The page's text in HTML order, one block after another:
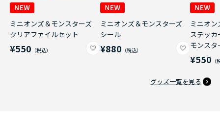
ミニオンズ＆モンスターズ
クリアファイルセット
¥550
ミニオンズ＆モンスターズ
シール
¥880
ミニオ
ステッ
モンスタ
¥550
グッズ一覧を見る